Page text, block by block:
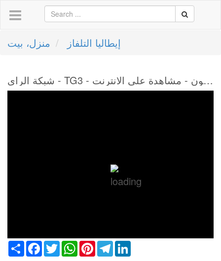
منزل، بيت إيطاليا التلفاز
شبكة الراي - TG3 - التلفزيون - مشاهدة على الانترنت
ShareFacebook
TwitterWhatsApp
PinterestTelegram